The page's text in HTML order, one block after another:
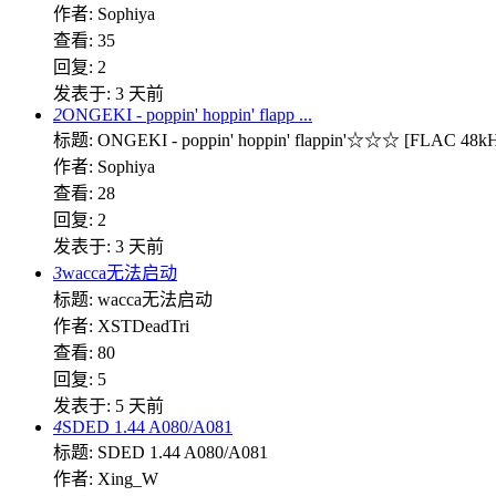
作者: Sophiya
查看: 35
回复: 2
发表于: 3 天前
2ONGEKI - poppin' hoppin' flapp ...
标题: ONGEKI - poppin' hoppin' flappin'☆☆☆ [FLAC
作者: Sophiya
查看: 28
回复: 2
发表于: 3 天前
3wacca无法启动
标题: wacca无法启动
作者: XSTDeadTri
查看: 80
回复: 5
发表于: 5 天前
4SDED 1.44 A080/A081
标题: SDED 1.44 A080/A081
作者: Xing_W